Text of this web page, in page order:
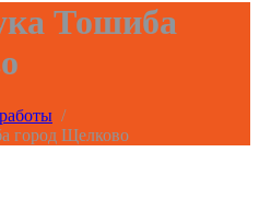
Тошиба
/
город Щелково